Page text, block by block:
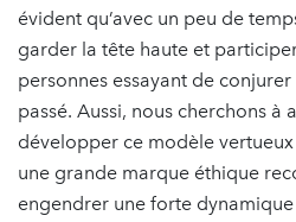
évident qu’avec un peu de
garder la tête haute et
personnes essayant de
passé. Aussi, nous cherchons à
développer ce modèle
une grande marque éthique
engendrer une forte